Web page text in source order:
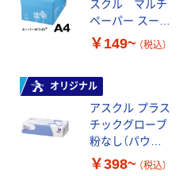
スクル マルチ
ペーパー スーパ
ーホワイト+
￥149~ （税込）
オリジナル
アスクル プラス
チックグローブ
粉なし（パウダ
ーフリー）
￥398~ （税込）